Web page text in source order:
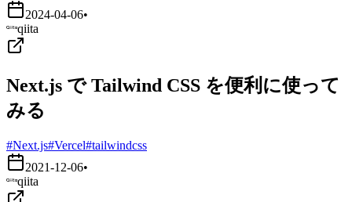
2024-04-06•
qiita
Next.js で Tailwind CSS を便利に使って
みる
#Next.js#Vercel#tailwindcss
2021-12-06•
qiita